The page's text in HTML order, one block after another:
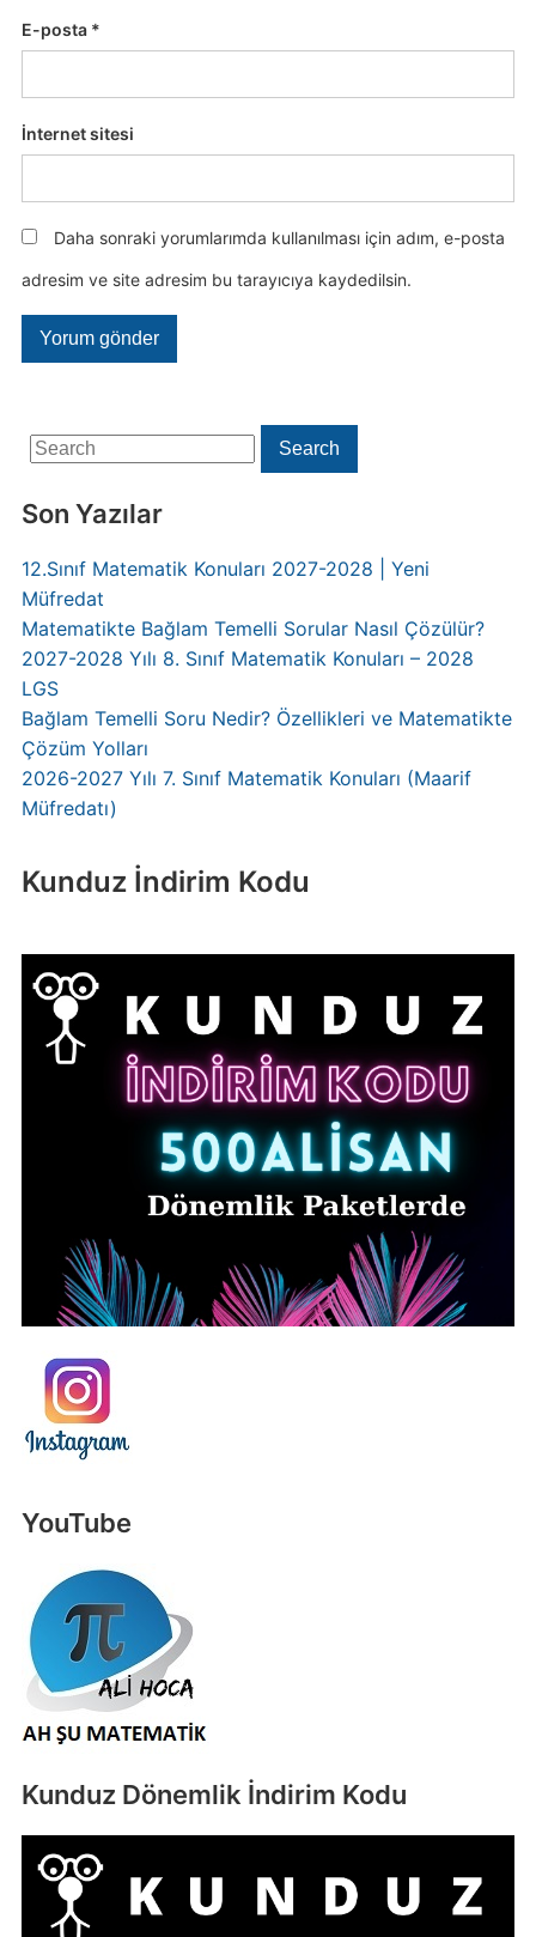
Search
for:
Search
Son Yazılar
12.Sınıf Matematik Konuları 2027-2028 | Yeni
Müfredat
Matematikte Bağlam Temelli Sorular Nasıl Çözülür?
2027-2028 Yılı 8. Sınıf Matematik Konuları – 2028
LGS
Bağlam Temelli Soru Nedir? Özellikleri ve Matematikte
Çözüm Yolları
2026-2027 Yılı 7. Sınıf Matematik Konuları (Maarif
Müfredatı)
Kunduz İndirim Kodu
E-posta *
İnternet sitesi
Daha sonraki yorumlarımda kullanılması için adım, e-posta
adresim ve site adresim bu tarayıcıya kaydedilsin.
YouTube
Kunduz Dönemlik İndirim Kodu